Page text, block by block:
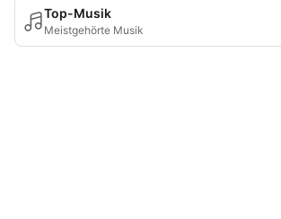
Top-Musik
Meistgehörte Musik